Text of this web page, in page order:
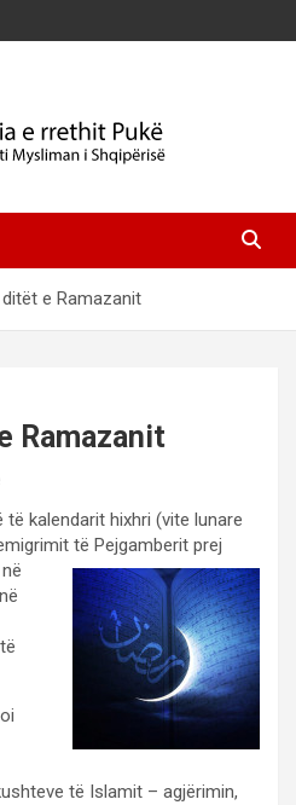
Faqja Zyrtare
e Ramazanit
Ramazanit
kalendarit hixhri (vite lunare
të Pejgamberit prej
të Islamit – agjërimin,